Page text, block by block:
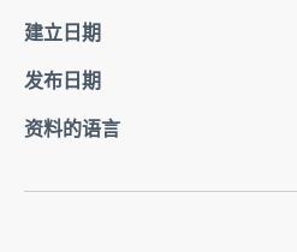
建立日期
发布日期
资料的语言